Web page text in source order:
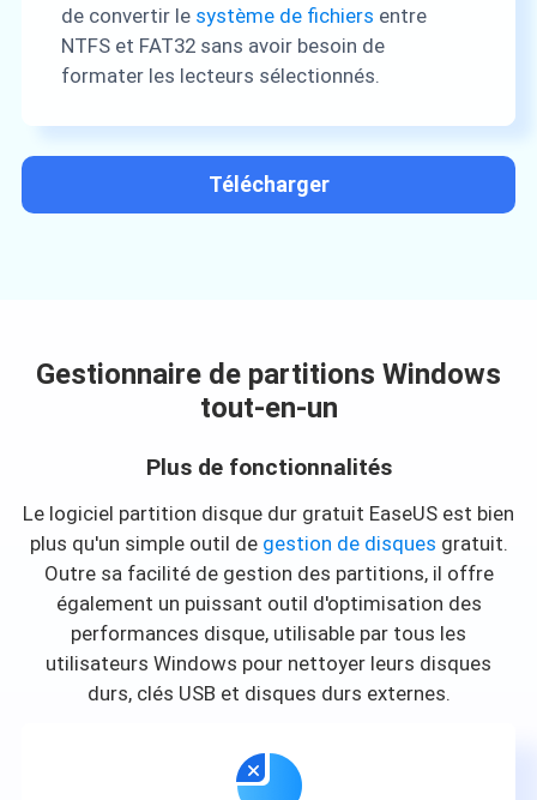
de convertir le système de fichiers entre
NTFS et FAT32 sans avoir besoin de
formater les lecteurs sélectionnés.
Télécharger
Gestionnaire de partitions Windows
tout-en-un
Plus de fonctionnalités
Le logiciel partition disque dur gratuit EaseUS est bien
plus qu'un simple outil de gestion de disques gratuit.
Outre sa facilité de gestion des partitions, il offre
également un puissant outil d'optimisation des
performances disque, utilisable par tous les
utilisateurs Windows pour nettoyer leurs disques
durs, clés USB et disques durs externes.